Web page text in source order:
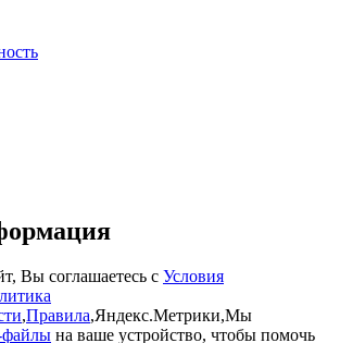
Вы соглашаетесь с Условия
,Правила,Яндекс.Метрики,Мы
файлы на ваше устройство, чтобы помочь